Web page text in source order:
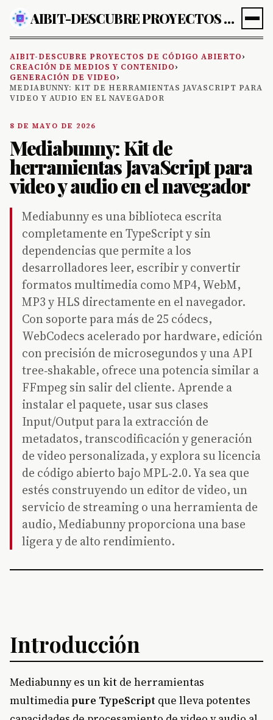
AIBIT-DESCUBRE PROYECTOS DE CÓDIGO ABIERTO
AIBIT-DESCUBRE PROYECTOS DE CÓDIGO ABIERTO›
CREACIÓN DE MEDIOS Y CONTENIDO›
GENERACIÓN DE VIDEO›
MEDIABUNNY: KIT DE HERRAMIENTAS JAVASCRIPT PARA
VIDEO Y AUDIO EN EL NAVEGADOR
8 DE MAYO DE 2026
Mediabunny: Kit de
herramientas JavaScript para
video y audio en el navegador
Mediabunny es una biblioteca escrita
completamente en TypeScript y sin
dependencias que permite a los
desarrolladores leer, escribir y convertir
formatos multimedia como MP4, WebM,
MP3 y HLS directamente en el navegador.
Con soporte para más de 25 códecs,
WebCodecs acelerado por hardware, edición
con precisión de microsegundos y una API
tree‑shakable, ofrece una potencia similar a
FFmpeg sin salir del cliente. Aprende a
instalar el paquete, usar sus clases
Input/Output para la extracción de
metadatos, transcodificación y generación
de video personalizada, y explora su licencia
de código abierto bajo MPL‑2.0. Ya sea que
estés construyendo un editor de video, un
servicio de streaming o una herramienta de
audio, Mediabunny proporciona una base
ligera y de alto rendimiento.
Introducción
Mediabunny es un kit de herramientas
multimediapure TypeScript que lleva potentes